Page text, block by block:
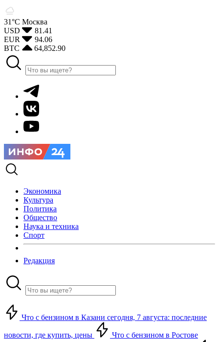
31°С Москва
USD
81.41
EUR
94.06
BTC
64,852.90
Экономика
Культура
Политика
Общество
Наука и техника
Спорт
Редакция
Что с бензином в Казани сегодня, 7 августа: последние
новости, где купить, цены Что с бензином в Ростове